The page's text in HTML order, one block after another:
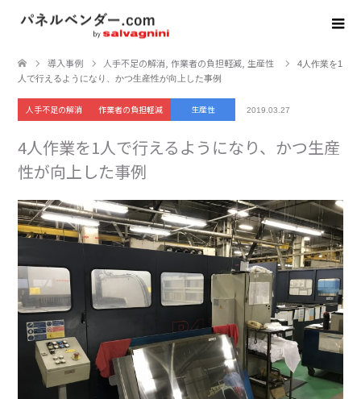
導入事例 人手不足の解消 作業者の負担軽減 生産性
4人作業を1
人で行えるようになり、かつ生産性が向上した事例
人手不足の解消 作業者の負担軽減 生産性 2019.03.27
4人作業を1人で行えるようになり、かつ生産
性が向上した事例